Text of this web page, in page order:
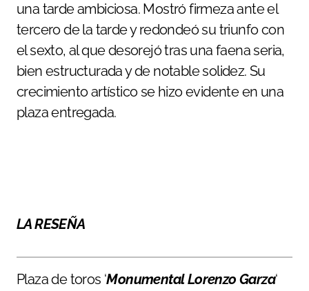
una tarde ambiciosa. Mostró firmeza ante el
tercero de la tarde y redondeó su triunfo con
el sexto, al que desorejó tras una faena seria,
bien estructurada y de notable solidez. Su
crecimiento artístico se hizo evidente en una
plaza entregada.
LA RESEÑA
Plaza de toros ‘MonumentalLorenzo Garza‘